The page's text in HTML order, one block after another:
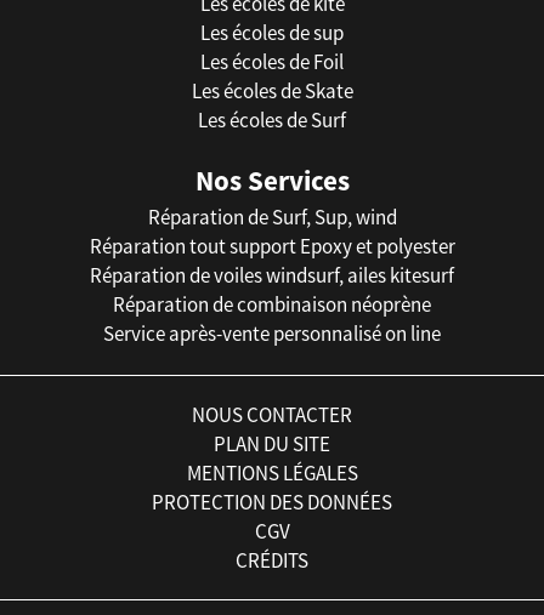
Les écoles de sup
Les écoles de Foil
Les écoles de Skate
Les écoles de Surf
Nos Services
Réparation de Surf, Sup, wind
Réparation tout support Epoxy et polyester
Réparation de voiles windsurf, ailes kitesurf
Réparation de combinaison néoprène
Service après-vente personnalisé on line
NOUS CONTACTER
PLAN DU SITE
MENTIONS LÉGALES
PROTECTION DES DONNÉES
CGV
CRÉDITS